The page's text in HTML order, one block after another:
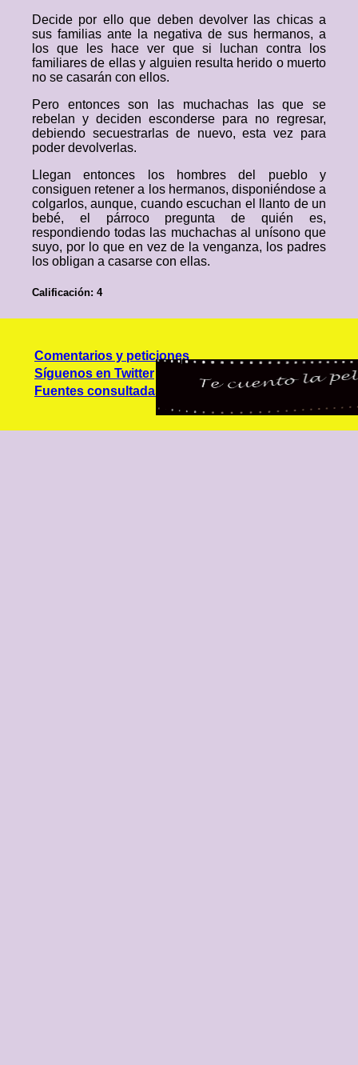
Decide por ello que deben devolver las chicas a
sus familias ante la negativa de sus hermanos, a
los que les hace ver que si luchan contra los
familiares de ellas y alguien resulta herido o muerto
no se casarán con ellos.
Pero entonces son las muchachas las que se
rebelan y deciden esconderse para no regresar,
debiendo secuestrarlas de nuevo, esta vez para
poder devolverlas.
Llegan entonces los hombres del pueblo y
consiguen retener a los hermanos, disponiéndose a
colgarlos, aunque, cuando escuchan el llanto de un
bebé, el párroco pregunta de quién es,
respondiendo todas las muchachas al unísono que
suyo, por lo que en vez de la venganza, los padres
los obligan a casarse con ellas.
Calificación: 4
Comentarios y peticiones
Síguenos en Twitter
Fuentes consultadas